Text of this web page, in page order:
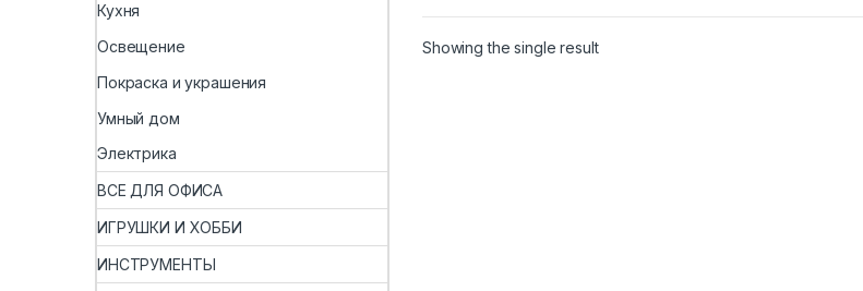
Showing the single result
Кухня
Освещение
Покраска и украшения
Умный дом
Электрика
ВСЕ ДЛЯ ОФИСА
ИГРУШКИ И ХОББИ
ИНСТРУМЕНТЫ